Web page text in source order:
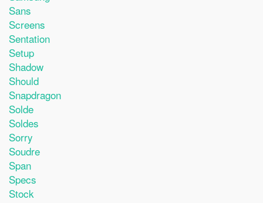
Sans
Screens
Sentation
Setup
Shadow
Should
Snapdragon
Solde
Soldes
Sorry
Soudre
Span
Specs
Stock